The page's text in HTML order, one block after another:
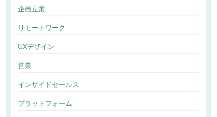
企画立案
リモートワーク
UXデザイン
営業
インサイドセールス
プラットフォーム